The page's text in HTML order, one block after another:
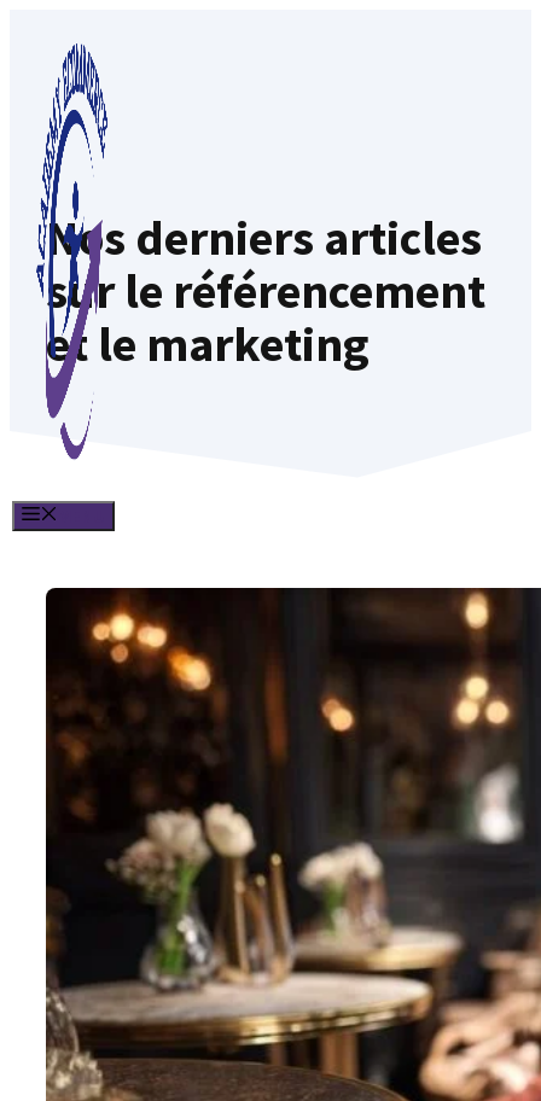
contenu
Nos derniers articles
sur le référencement
et le marketing